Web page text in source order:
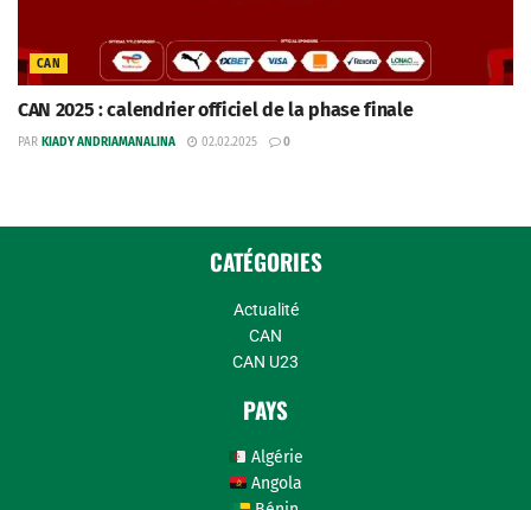
CAN
CAN 2025 : calendrier officiel de la phase finale
PAR KIADY ANDRIAMANALINA 02.02.2025 0
CATÉGORIES
Actualité
CAN
CAN U23
PAYS
Algérie
Angola